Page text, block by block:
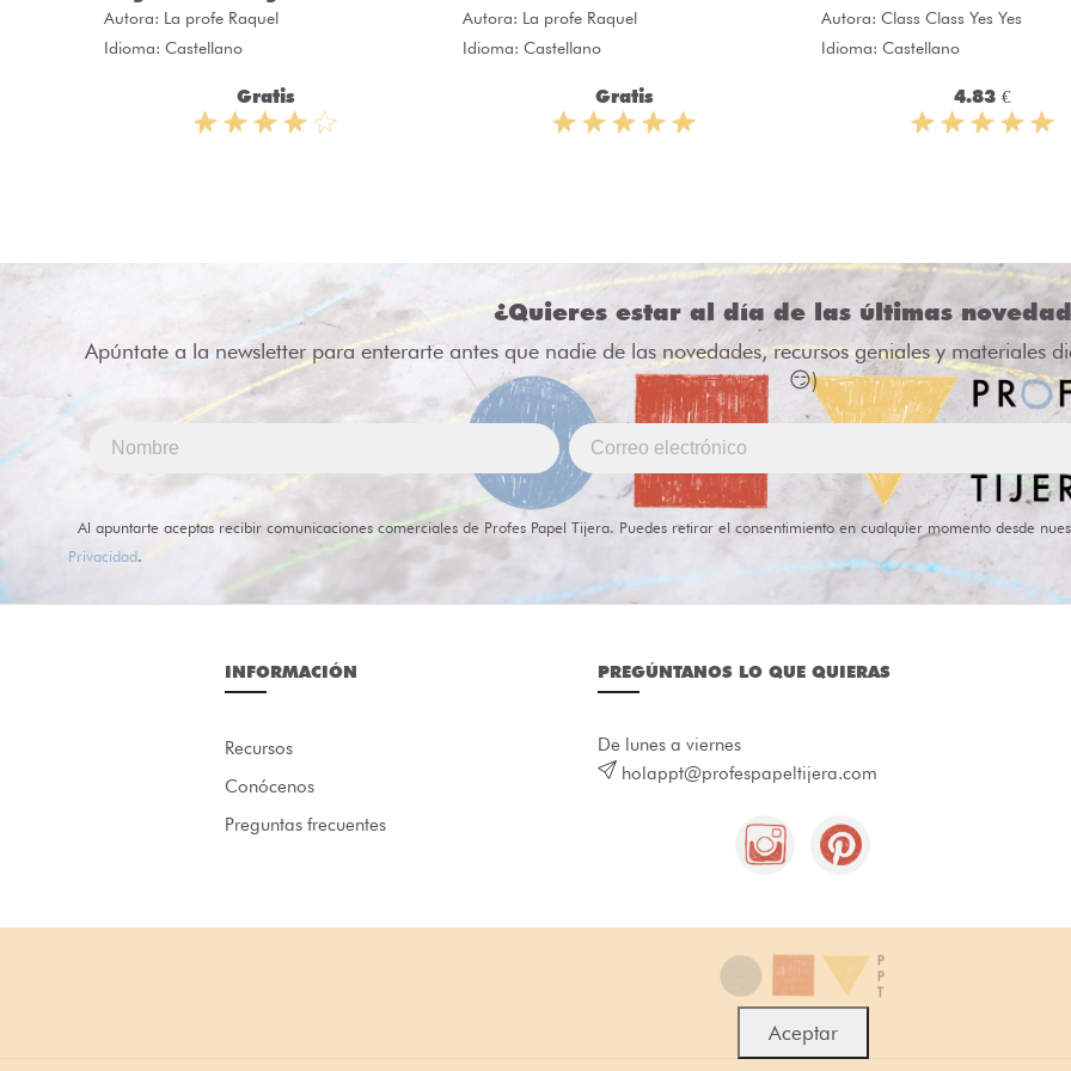
Autora: La profe Raquel
Idioma: Castellano
Gratis
Autora: La profe Raquel
Idioma: Castellano
Gratis
Autora: Class Class Yes Yes
Idioma: Castellano
4.83 €
¿Quieres estar al día de las últimas
Apúntate a la newsletter para enterarte antes que nadie de las novedades, recursos geniales y materiales
😏)
Al apuntarte aceptas recibir comunicaciones comerciales de Profes Papel Tijera. Puedes retirar el consentimiento en cualquier momento desde
Privacidad.
INFORMACIÓN
Recursos
Conócenos
Preguntas frecuentes
PREGÚNTANOS LO QUE QUIERAS
De lunes a viernes
holappt@profespapeltijera.com
Aceptar